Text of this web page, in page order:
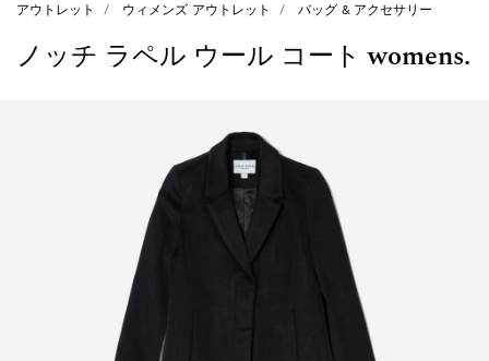
アウトレット ウィメンズ アウトレット バッグ & アクセサリー
ノッチ ラペル ウール コート womens.